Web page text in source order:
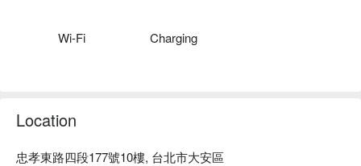
且客製化的服務，評估、建議、皮膚狀況、尊重與溝通，再安
Wi-Fi Charging
Location
忠孝東路四段177號10樓, 台北市大安區